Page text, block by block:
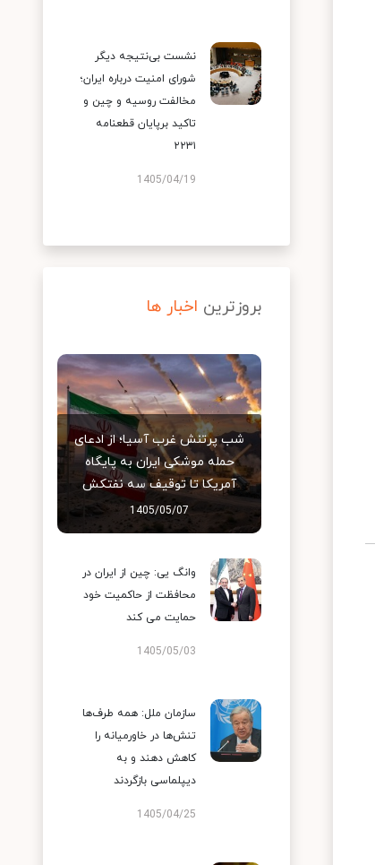
نشست بی‌نتیجه دیگر
شورای امنیت درباره ایران؛
مخالفت روسیه و چین و
تاکید برپایان قطعنامه
۲۲۳۱
1405/04/19
بروزترین اخبار ها
شب پرتنش غرب آسیا؛ از ادعای
حمله موشکی ایران به پایگاه
آمریکا تا توقیف سه نفتکش
1405/05/07
وانگ یی: چین از ایران در
محافظت از حاکمیت خود
حمایت می کند
1405/05/03
سازمان ملل: همه طرف‌ها
تنش‌ها در خاورمیانه را
کاهش دهند و به
دیپلماسی بازگردند
1405/04/25